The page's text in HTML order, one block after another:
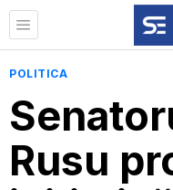
POLITICA
Rusu